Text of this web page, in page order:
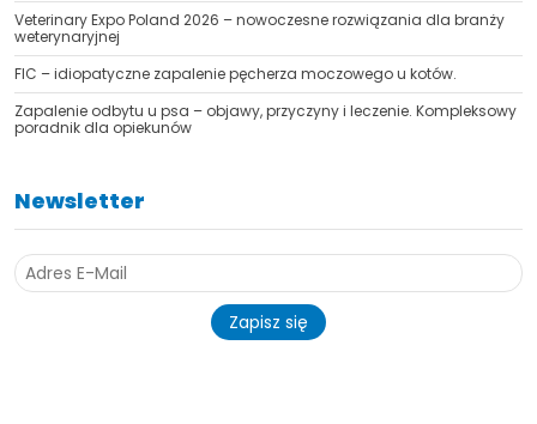
Veterinary Expo Poland 2026 – nowoczesne rozwiązania dla branży
weterynaryjnej
FIC – idiopatyczne zapalenie pęcherza moczowego u kotów.
Zapalenie odbytu u psa – objawy, przyczyny i leczenie. Kompleksowy
poradnik dla opiekunów
Newsletter
Zapisz się